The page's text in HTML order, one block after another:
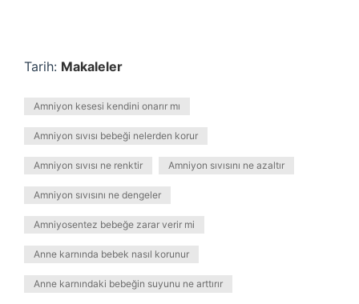
Tarih: Makaleler
Amniyon kesesi kendini onarır mı
Amniyon sıvısı bebeği nelerden korur
Amniyon sıvısı ne renktir Amniyon sıvısını ne azaltır
Amniyon sıvısını ne dengeler
Amniyosentez bebeğe zarar verir mi
Anne karnında bebek nasıl korunur
Anne karnındaki bebeğin suyunu ne arttırır